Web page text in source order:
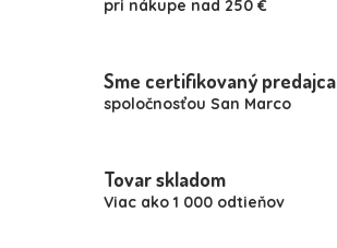
pri nákupe nad 250 €
Sme certifikovaný predajca
spoločnosťou San Marco
Tovar skladom
Viac ako 1 000 odtieňov